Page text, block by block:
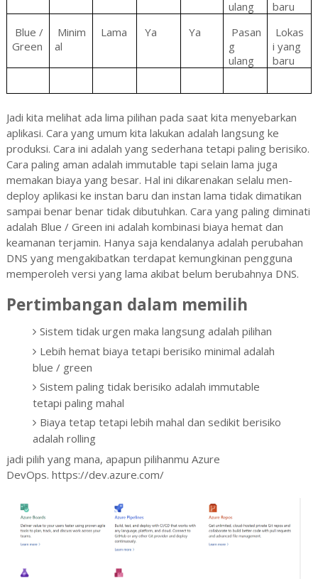
ulang
baru
Blue /
Green
Minim
al
Lama Ya Ya
Pasan
g
ulang
Lokas
i yang
baru
Jadi kita melihat ada lima pilihan pada saat kita menyebarkan
aplikasi. Cara yang umum kita lakukan adalah langsung ke
produksi. Cara ini adalah yang sederhana tetapi paling berisiko.
Cara paling aman adalah immutable tapi selain lama juga
memakan biaya yang besar. Hal ini dikarenakan selalu men-
deploy aplikasi ke instan baru dan instan lama tidak dimatikan
sampai benar benar tidak dibutuhkan. Cara yang paling diminati
adalah Blue / Green ini adalah kombinasi biaya hemat dan
keamanan terjamin. Hanya saja kendalanya adalah perubahan
DNS yang mengakibatkan terdapat kemungkinan pengguna
memperoleh versi yang lama akibat belum berubahnya DNS.
Pertimbangan dalam memilih
Sistem tidak urgen maka langsung adalah pilihan
Lebih hemat biaya tetapi berisiko minimal adalah
blue / green
Sistem paling tidak berisiko adalah immutable
tetapi paling mahal
Biaya tetap tetapi lebih mahal dan sedikit berisiko
adalah rolling
jadi pilih yang mana, apapun pilihanmu Azure
DevOps. https://dev.azure.com/